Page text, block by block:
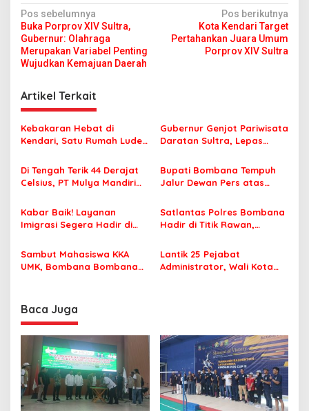
N
a
v
i
g
a
s
i
p
o
s
Pos sebelumnya
Buka Porprov XIV Sultra,
Gubernur: Olahraga
Merupakan Variabel Penting
Wujudkan Kemajuan Daerah
Pos berikutnya
Kota Kendari Target
Pertahankan Juara Umum
Porprov XIV Sultra
Artikel Terkait
Kebakaran Hebat di
Kendari, Satu Rumah Ludes
Gubernur Genjot Pariwisata
Daratan Sultra, Lepas
Tiga Kabupaten Unggulan
Di Tengah Terik 44 Derajat
Celsius, PT Mulya Mandiri
Jamaah Tetap Sehat dan
Nyaman Beribadah
Bupati Bombana Tempuh
Jalur Dewan Pers atas
Korupsi Jembatan Cirauci II
Kabar Baik! Layanan
Imigrasi Segera Hadir di
Perlu Lagi ke Kendari
Satlantas Polres Bombana
Hadir di Titik Rawan,
Sekolah dengan Aman
Sambut Mahasiswa KKA
UMK, Bombana Bombana
Lantik 25 Pejabat
Administrator, Wali Kota
Baca Juga